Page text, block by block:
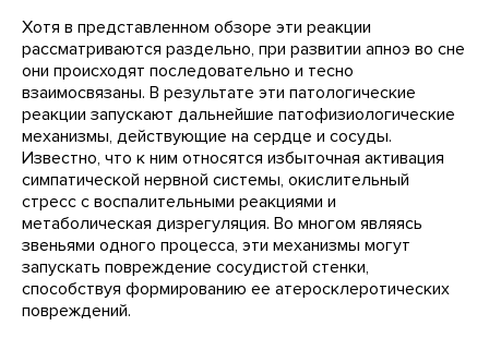
Хотя в представленном обзоре эти реакции
рассматриваются раздельно, при развитии апноэ во сне
они происходят последовательно и тесно
взаимосвязаны. В результате эти патологические
реакции запускают дальнейшие патофизиологические
механизмы, действующие на сердце и сосуды.
Известно, что к ним относятся избыточная активация
симпатической нервной системы, окислительный
стресс с воспалительными реакциями и
метаболическая дизрегуляция. Во многом являясь
звеньями одного процесса, эти механизмы могут
запускать повреждение сосудистой стенки,
способствуя формированию ее атеросклеротических
повреждений.